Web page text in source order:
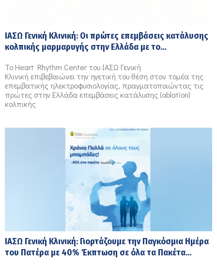
ΙΑΣΩ Γενική Κλινική: Οι πρώτες επεμβάσεις κατάλυσης
κολπικής μαρμαρυγής στην Ελλάδα με το
Το Heart Rhythm Center του ΙΑΣΩ Γενική
Κλινική επιβεβαιώνει την ηγετική του θέση στον τομέα της
επεμβατικής ηλεκτροφυσιολογίας, πραγματοποιώντας τις
πρώτες στην Ελλάδα επεμβάσεις κατάλυσης (ablation)
κολπικής
ΙΑΣΩ Γενική Κλινική: Γιορτάζουμε την Παγκόσμια Ημέρα
του Πατέρα με 40% Έκπτωση σε όλα τα Πακέτα